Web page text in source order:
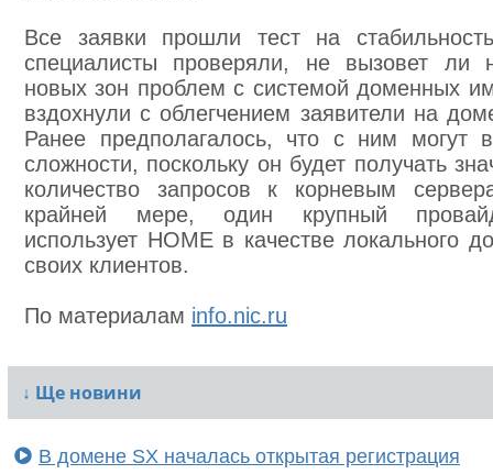
Все заявки прошли тест на
специалисты проверяли, не вызовет ли
новых зон проблем с системой доменных
вздохнули с облегчением заявители на
Ранее предполагалось, что с ним могут
сложности, поскольку он будет получать
количество запросов к корневым
крайней мере, один крупный
использует HOME в качестве локального
своих клиентов.
По материалам info.nic.ru
↓ Ще новини
В домене SX началась открытая регистрация